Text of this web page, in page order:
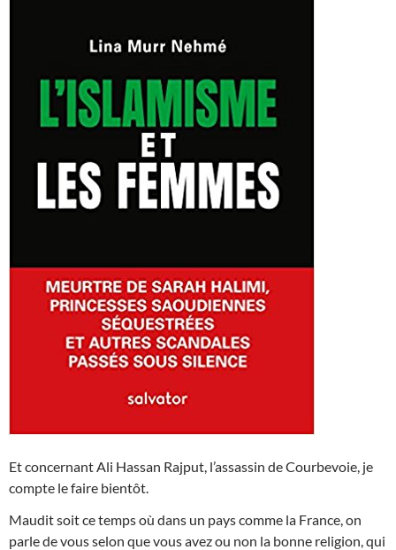
Et concernant Ali Hassan Rajput, l’assassin de Courbevoie, je
compte le faire bientôt.
Maudit soit ce temps où dans un pays comme la France, on
parle de vous selon que vous avez ou non la bonne religion, qui